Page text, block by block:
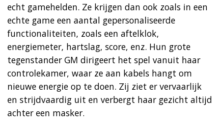
echt gamehelden. Ze krijgen dan ook zoals in een
echte game een aantal gepersonaliseerde
functionaliteiten, zoals een aftelklok,
energiemeter, hartslag, score, enz. Hun grote
tegenstander GM dirigeert het spel vanuit haar
controlekamer, waar ze aan kabels hangt om
nieuwe energie op te doen. Zij ziet er vervaarlijk
en strijdvaardig uit en verbergt haar gezicht altijd
achter een masker.